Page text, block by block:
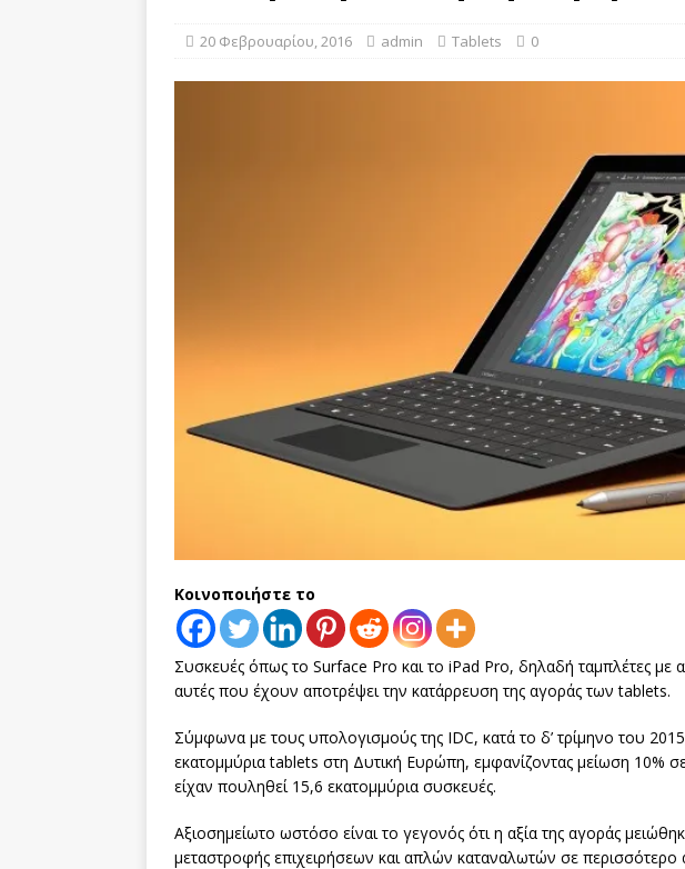
20 Φεβρουαρίου, 2016 admin Tablets 0
Κοινοποιήστε το
Συσκευές όπως το Surface Pro και το iPad Pro, δηλαδή ταμπλέτες με
αυτές που έχουν αποτρέψει την κατάρρευση της αγοράς των tablets.
Σύμφωνα με τους υπολογισμούς της IDC, κατά το δ’ τρίμηνο του
εκατομμύρια tablets στη Δυτική Ευρώπη, εμφανίζοντας μείωση 10%
είχαν πουληθεί 15,6 εκατομμύρια συσκευές.
Αξιοσημείωτο ωστόσο είναι το γεγονός ότι η αξία της αγοράς
μεταστροφής επιχειρήσεων και απλών καταναλωτών σε περισσότερο